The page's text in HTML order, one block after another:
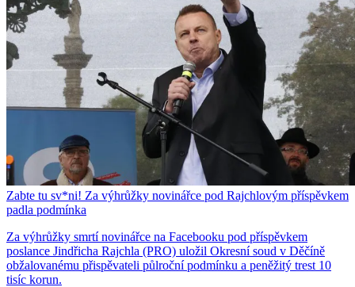
Zabte tu sv*ni! Za výhrůžky novinářce pod Rajchlovým příspěvkem
padla podmínka
Za výhrůžky smrtí novinářce na Facebooku pod příspěvkem
poslance Jindřicha Rajchla (PRO) uložil Okresní soud v Děčíně
obžalovanému přispěvateli půlroční podmínku a peněžitý trest 10
tisíc korun.